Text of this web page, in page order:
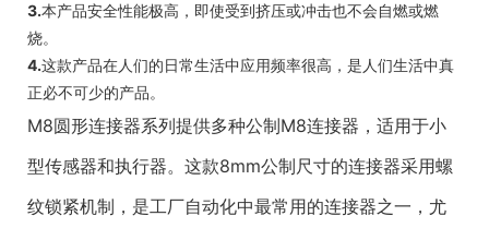
3.本产品安全性能极高，即使受到挤压或冲击也不会自燃或燃
烧。
4.这款产品在人们的日常生活中应用频率很高，是人们生活中真
正必不可少的产品。
M8圆形连接器系列提供多种公制M8连接器，适用于小
型传感器和执行器。这款8mm公制尺寸的连接器采用螺
纹锁紧机制，是工厂自动化中最常用的连接器之一，尤